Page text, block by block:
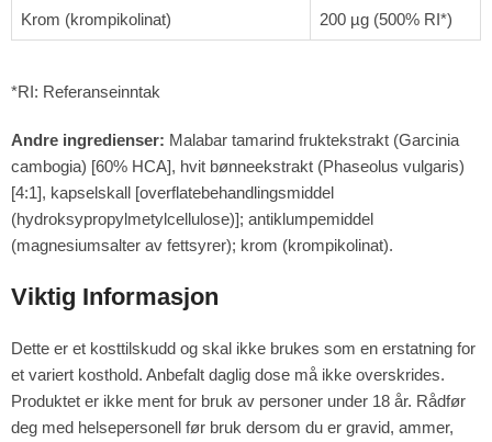
Krom (krompikolinat) 200 µg (500% RI*)
*RI: Referanseinntak
Andre ingredienser: Malabar tamarind fruktekstrakt (Garcinia
cambogia) [60% HCA], hvit bønneekstrakt (Phaseolus vulgaris)
[4:1], kapselskall [overflatebehandlingsmiddel
(hydroksypropylmetylcellulose)]; antiklumpemiddel
(magnesiumsalter av fettsyrer); krom (krompikolinat).
Viktig Informasjon
Dette er et kosttilskudd og skal ikke brukes som en erstatning for
et variert kosthold. Anbefalt daglig dose må ikke overskrides.
Produktet er ikke ment for bruk av personer under 18 år. Rådfør
deg med helsepersonell før bruk dersom du er gravid, ammer,